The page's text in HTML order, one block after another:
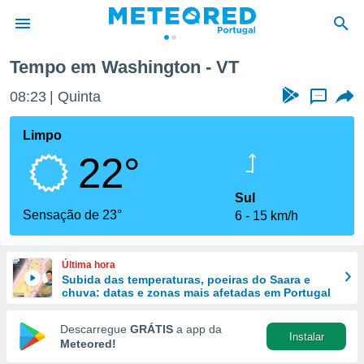
da
foi
fornecidas
a este
das
e
forma
digital
Tempo em Washington - VT
08:23 Quinta ...
Limpo
22°
Sensação de 23°
Sul
6
15 km/h
Última hora
Subida das temperaturas, poeiras do Saara e
chuva: datas e zonas mais afetadas em Portugal
Descarregue GRÁTIS a app da
Meteored!
Instalar